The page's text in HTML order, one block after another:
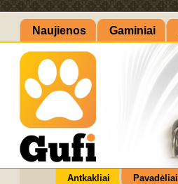
Naujienos Gaminiai
Antkakliai Pavadėliai